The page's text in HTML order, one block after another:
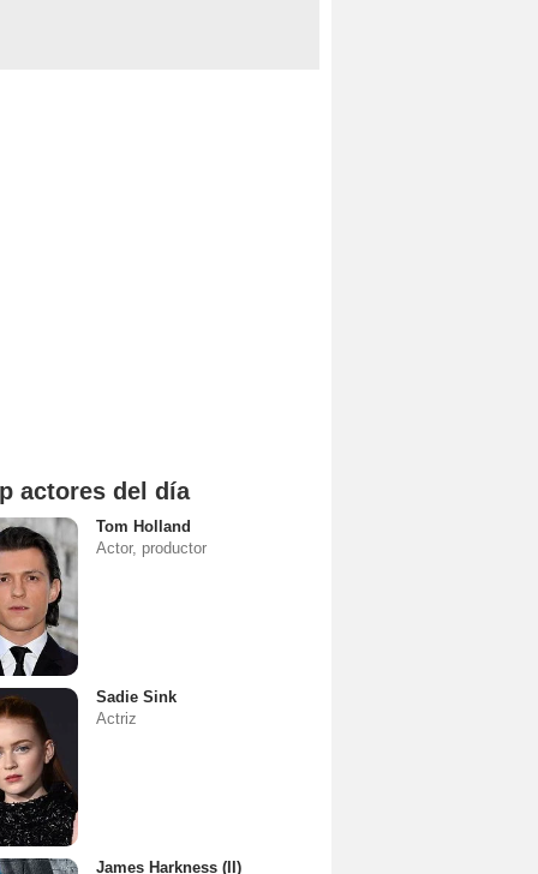
actores del día
Tom Holland
Actor, productor
Sadie Sink
Actriz
James Harkness (II)